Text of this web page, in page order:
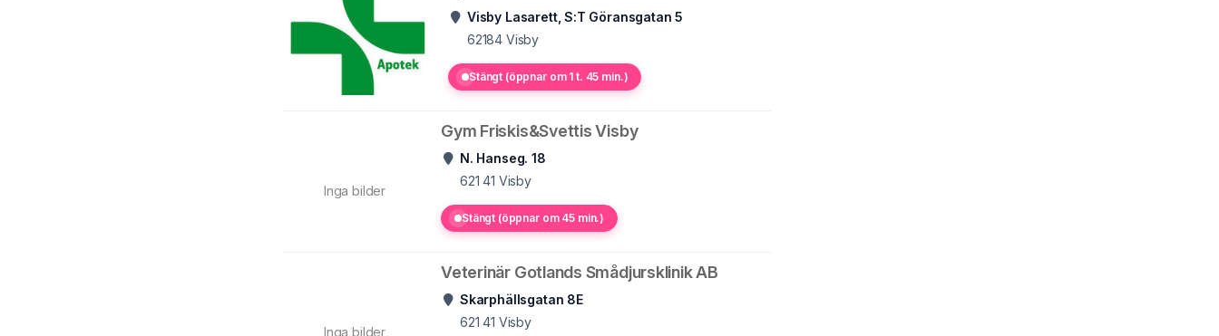
Visby Lasarett, S:T Göransgatan 5
62184 Visby
Stängt (öppnar om 1 t. 45 min.)
Inga bilder
Gym Friskis&Svettis Visby
N. Hanseg. 18
621 41 Visby
Stängt (öppnar om 45 min.)
Inga bilder
Veterinär Gotlands Smådjursklinik AB
Skarphällsgatan 8E
621 41 Visby